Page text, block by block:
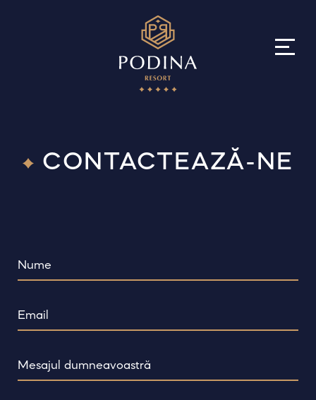
Spa
Restaurant
Evenimente
CONTACTEAZĂ-NE